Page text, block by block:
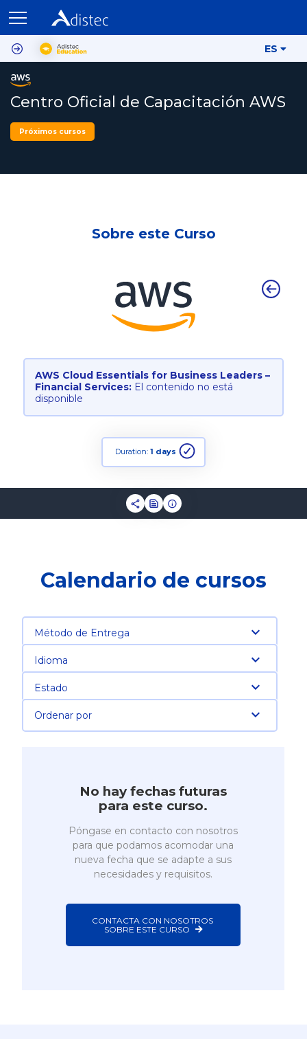
ES
Centro Oficial de Capacitación AWS
Próximos cursos
Sobre este Curso
AWS Cloud Essentials for Business Leaders –
Financial Services: El contenido no está
disponible
Duration: 1 days
Calendario de cursos
Método de Entrega
Idioma
Estado
Ordenar por
No hay fechas futuras
para este curso.
Póngase en contacto con nosotros
para que podamos acomodar una
nueva fecha que se adapte a sus
necesidades y requisitos.
CONTACTA CON NOSOTROS
SOBRE ESTE CURSO